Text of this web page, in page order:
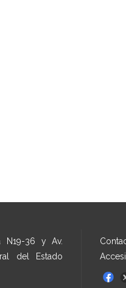
N19-36 y Av.
del Estado